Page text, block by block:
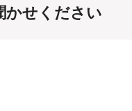
かせください